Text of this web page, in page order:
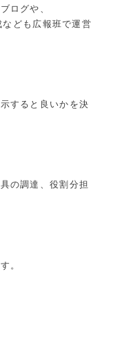
ログや、
ども広報班で運営
すると良いかを決
の調達、役割分担
。